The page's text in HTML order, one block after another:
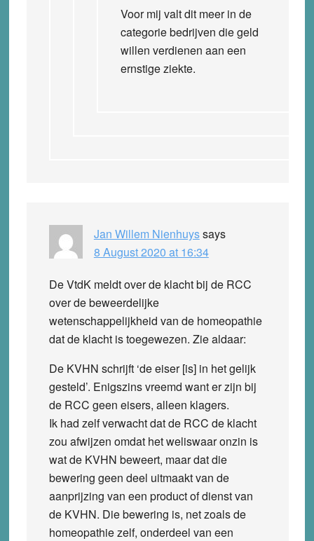
Voor mij valt dit meer in de
categorie bedrijven die geld
willen verdienen aan een
ernstige ziekte.
Jan Willem Nienhuyssays
8 August 2020 at 16:34
De VtdK meldt over de klacht bij de RCC
over de beweerdelijke
wetenschappelijkheid van de homeopathie
dat de klacht is toegewezen. Zie aldaar:
De KVHN schrijft ‘de eiser [is] in het gelijk
gesteld’. Enigszins vreemd want er zijn bij
de RCC geen eisers, alleen klagers.
Ik had zelf verwacht dat de RCC de klacht
zou afwijzen omdat het weliswaar onzin is
wat de KVHN beweert, maar dat die
bewering geen deel uitmaakt van de
aanprijzing van een product of dienst van
de KVHN. Die bewering is, net zoals de
homeopathie zelf, onderdeel van een